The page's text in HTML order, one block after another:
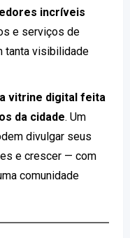
incríveis
e serviços de
tanta visibilidade
vitrine digital feita
da cidade. Um
divulgar seus
e crescer — com
comunidade